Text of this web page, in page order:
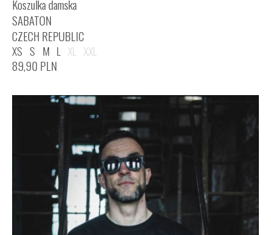
Koszulka damska
SABATON
CZECH REPUBLIC
XS S M L XL XXL
89,90 PLN